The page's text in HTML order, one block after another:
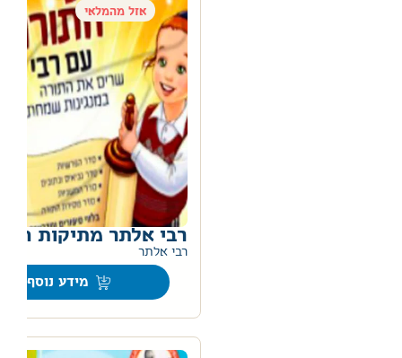
אזל מהמלאי
רבי אלתר מתיקות
רבי אלתר
מידע נוסף